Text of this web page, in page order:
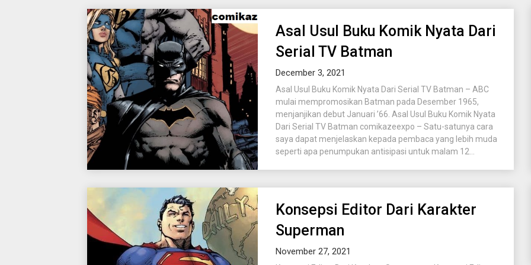
Asal Usul Buku Komik Nyata Dari
Serial TV Batman
December 3, 2021
Asal Usul Buku Komik Nyata Dari Serial TV Batman – ABC
mulai mempromosikan Batman pada Desember 1965,
menjanjikan debut Januari ’66. Asal Usul Buku Komik Nyata
Dari Serial TV Batman comikazeexpo – Satu-satunya cara
saya dapat menjelaskan kepada pembaca yang lebih muda
seperti apa penumpukan antisipasi untuk malam 12...
Konsepsi Editor Dari Karakter
Superman
November 27, 2021